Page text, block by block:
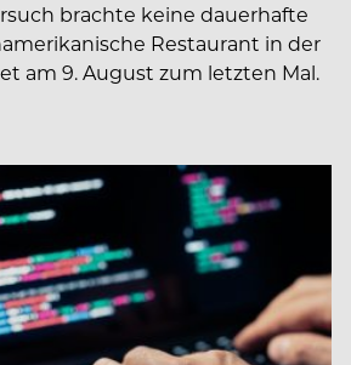
brachte keine dauerhafte
Restaurant in der
am 9. August zum letzten Mal.